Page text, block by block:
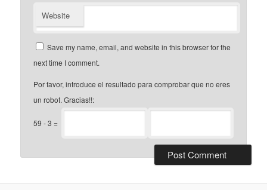
Website
Save my name, email, and website in this browser for the
next time I comment.
Por favor, introduce el resultado para comprobar que no eres
un robot. Gracias!!:
59 -3 =